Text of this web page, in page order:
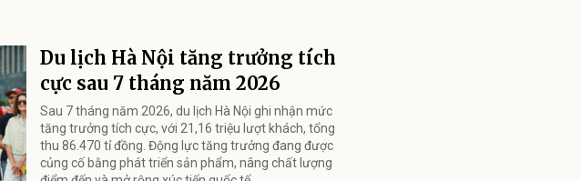
Du lịch Hà Nội tăng trưởng tích
cực sau 7 tháng năm 2026
Sau 7 tháng năm 2026, du lịch Hà Nội ghi nhận mức
tăng trưởng tích cực, với 21,16 triệu lượt khách, tổng
thu 86.470 tỉ đồng. Động lực tăng trưởng đang được
củng cố bằng phát triển sản phẩm, nâng chất lượng